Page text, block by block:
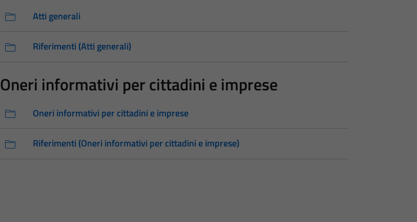
Atti generali
Riferimenti (Atti generali)
Oneri informativi per cittadini e imprese
Oneri informativi per cittadini e imprese
Riferimenti (Oneri informativi per cittadini e imprese)